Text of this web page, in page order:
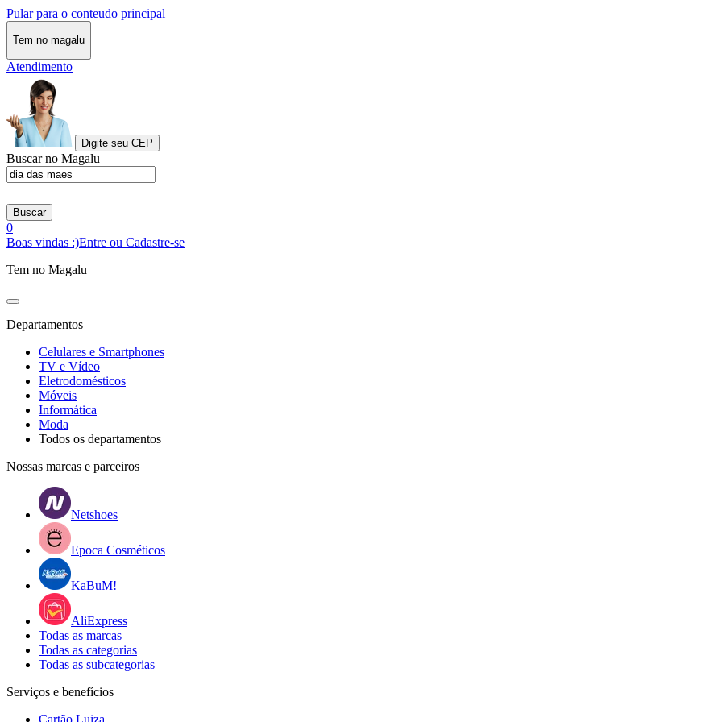
Pular para o conteudo principal
Tem no magalu
Atendimento
Digite seu CEP
Buscar no Magalu
Buscar
0
Boas vindas :)Entre ou Cadastre-se
Tem no Magalu
Departamentos
Celulares e Smartphones
TV e Vídeo
Eletrodomésticos
Móveis
Informática
Moda
Todos os departamentos
Nossas marcas e parceiros
Netshoes
Epoca Cosméticos
KaBuM!
AliExpress
Todas as marcas
Todas as categorias
Todas as subcategorias
Serviços e benefícios
Cartão Luiza